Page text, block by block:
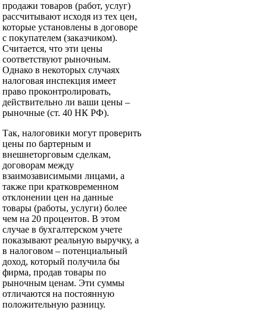
продажи товаров (работ, услуг)
рассчитывают исходя из тех цен,
которые установлены в договоре
с покупателем (заказчиком).
Считается, что эти цены
соответствуют рыночным.
Однако в некоторых случаях
налоговая инспекция имеет
право проконтролировать,
действительно ли ваши цены –
рыночные (ст. 40 НК РФ).
Так, налоговики могут проверить
цены по бартерным и
внешнеторговым сделкам,
договорам между
взаимозависимыми лицами, а
также при кратковременном
отклонении цен на данные
товары (работы, услуги) более
чем на 20 процентов. В этом
случае в бухгалтерском учете
показывают реальную выручку, а
в налоговом – потенциальный
доход, который получила бы
фирма, продав товары по
рыночным ценам. Эти суммы
отличаются на постоянную
положительную разницу.